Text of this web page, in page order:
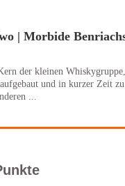
| Morbide
der kleinen
und in kurzer Zeit
...